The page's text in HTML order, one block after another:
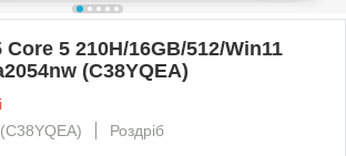
Core 5 210H/16GB/512/Win11
(C38YQEA)
Роздріб